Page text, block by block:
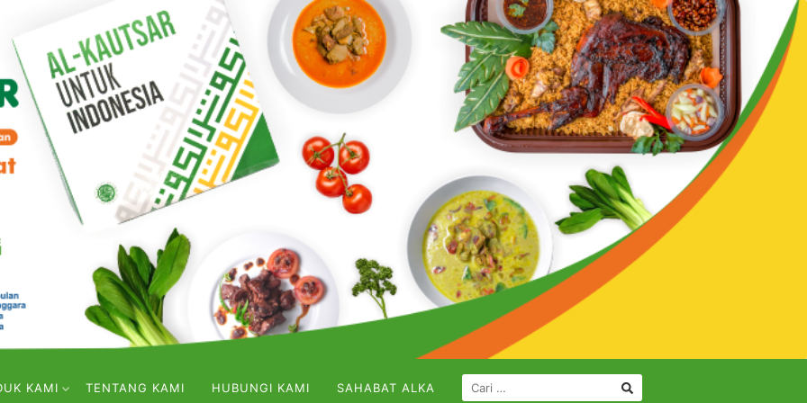
KAMI TENTANG KAMI HUBUNGI KAMI SAHABAT ALKA